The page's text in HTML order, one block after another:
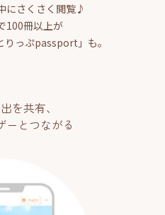
にさくさく閲覧♪
100冊以上が
っぷpassport」も。
を共有、
ーとつながる